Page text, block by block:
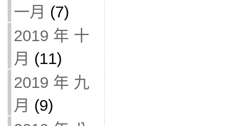
一月 (7)
2019 年 十
月 (11)
2019 年 九
月 (9)